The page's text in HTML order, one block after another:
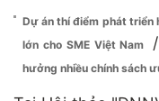
Dự án thí điểm phát triển
lớn cho SME Việt Nam
/
hưởng nhiều chính sách